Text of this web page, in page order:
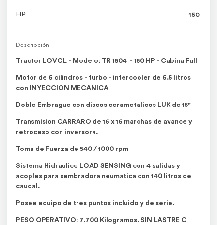
HP: 150
Descripción
Tractor LOVOL - Modelo: TR 1504 - 150 HP - Cabina Full
Motor de 6 cilindros - turbo - intercooler de 6.5 litros
con INYECCION MECANICA
Doble Embrague con discos cerametalicos LUK de 15"
Transmision CARRARO de 16 x 16 marchas de avance y
retroceso con inversora.
Toma de Fuerza de 540 / 1000 rpm
Sistema Hidraulico LOAD SENSING con 4 salidas y
acoples para sembradora neumatica con 140 litros de
caudal.
Posee equipo de tres puntos incluido y de serie.
PESO OPERATIVO: 7.700 Kilogramos. SIN LASTRE O